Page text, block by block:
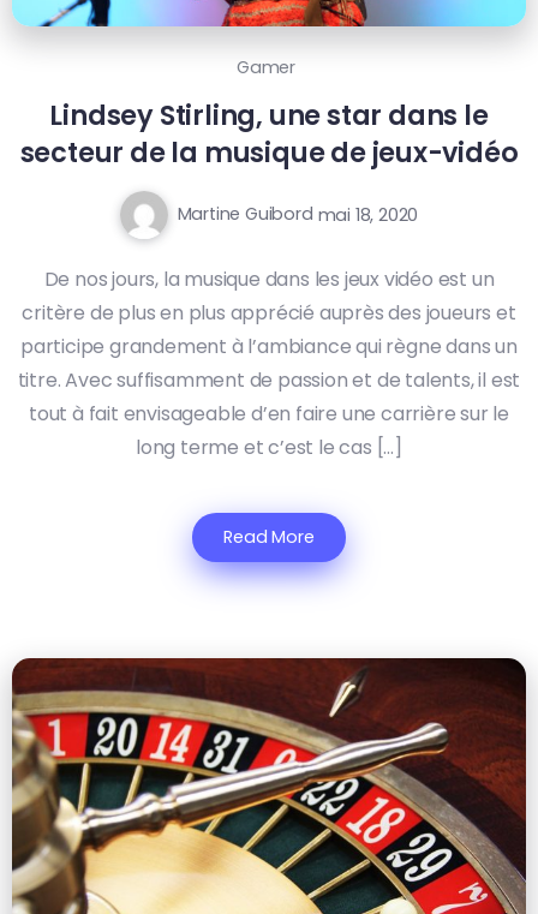
Gamer
Lindsey Stirling, une star dans le
secteur de la musique de jeux-vidéo
Martine Guibord mai 18, 2020
De nos jours, la musique dans les jeux vidéo est un
critère de plus en plus apprécié auprès des joueurs et
participe grandement à l’ambiance qui règne dans un
titre. Avec suffisamment de passion et de talents, il est
tout à fait envisageable d’en faire une carrière sur le
long terme et c’est le cas […]
Read More